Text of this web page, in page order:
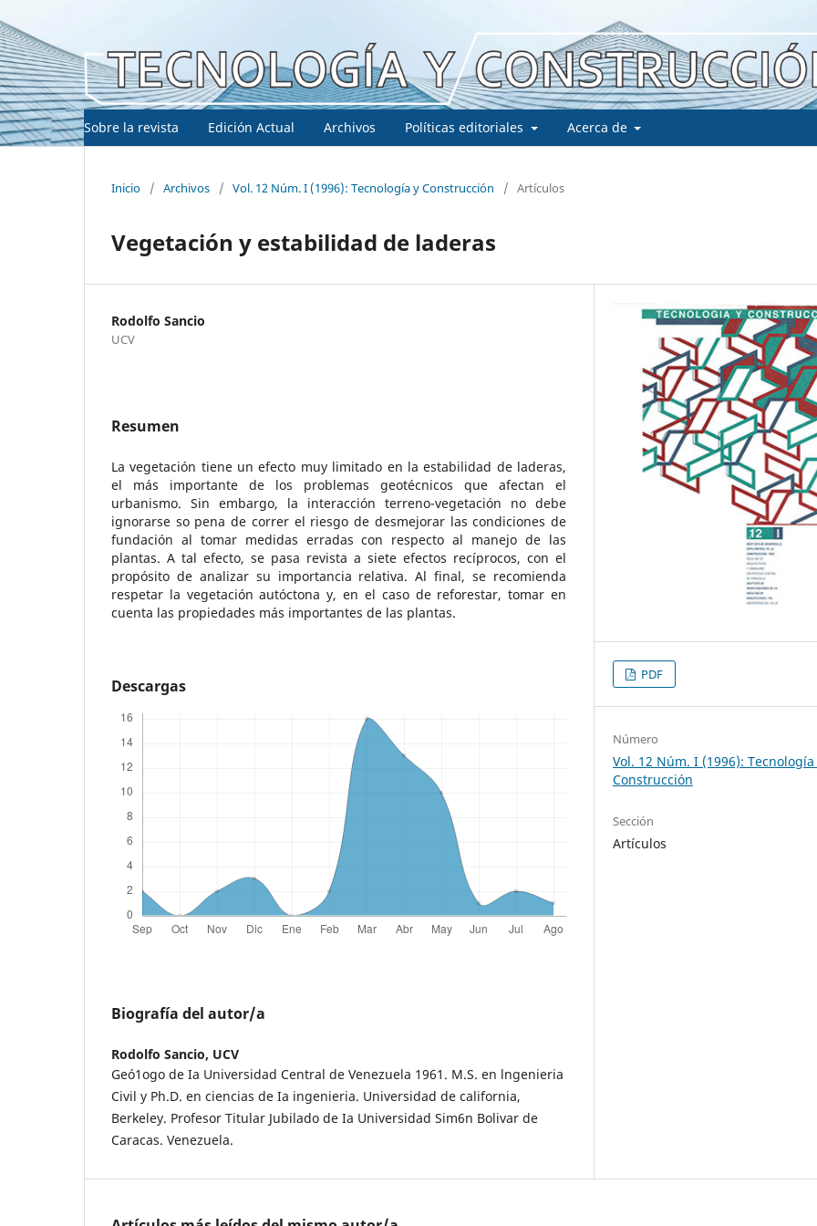
Sobre la revista Edición Actual Archivos Políticas editoriales Acerca de
Inicio / Archivos / Vol. 12 Núm. I (1996): Tecnología y Construcción / Artículos
Vegetación y estabilidad de laderas
Rodolfo Sancio
UCV
Resumen
La vegetación tiene un efecto muy limitado en la estabilidad de laderas,
el más importante de los problemas geotécnicos que afectan el
urbanismo. Sin embargo, la interacción terreno-vegetación no debe
ignorarse so pena de correr el riesgo de desmejorar las condiciones de
fundación al tomar medidas erradas con respecto al manejo de las
plantas. A tal efecto, se pasa revista a siete efectos recíprocos, con el
propósito de analizar su importancia relativa. Al final, se recomienda
respetar la vegetación autóctona y, en el caso de reforestar, tomar en
cuenta las propiedades más importantes de las plantas.
Descargas
Biografía del autor/a
Rodolfo Sancio, UCV
Geó1ogo de Ia Universidad Central de Venezuela 1961. M.S. en lngenieria
Civil y Ph.D. en ciencias de Ia ingenieria. Universidad de california,
Berkeley. Profesor Titular Jubilado de Ia Universidad Sim6n Bolivar de
Caracas. Venezuela.
PDF
Número
Vol. 12 Núm. I (1996): Tecnología
Construcción
Sección
Artículos